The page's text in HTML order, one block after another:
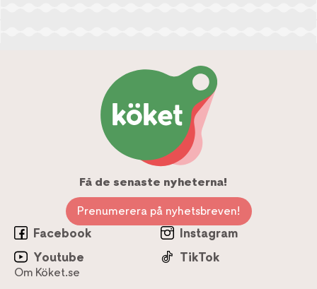
Få de senaste nyheterna!
Prenumerera på nyhetsbreven!
Facebook
Instagram
Youtube
TikTok
Om Köket.se